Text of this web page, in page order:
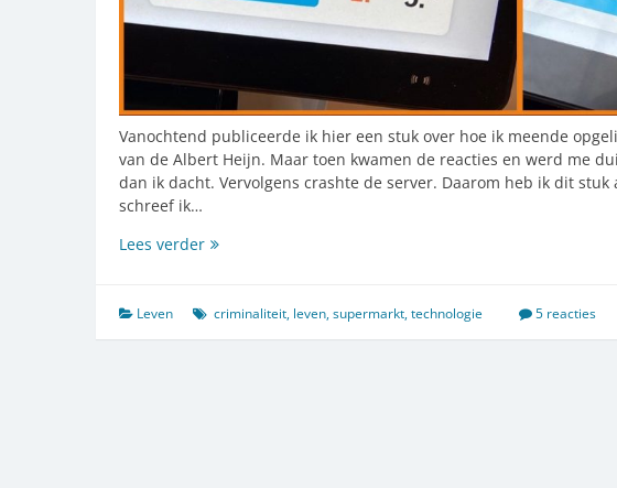
Vanochtend publiceerde ik hier een stuk over hoe ik meende
van de Albert Heijn. Maar toen kwamen de reacties en werd me
dan ik dacht. Vervolgens crashte de server. Daarom heb ik dit stuk
schreef ik…
Lees verderIk
ik
bedrogen
Leven criminaliteit, leven,supermarkt,technologie 5 reacties